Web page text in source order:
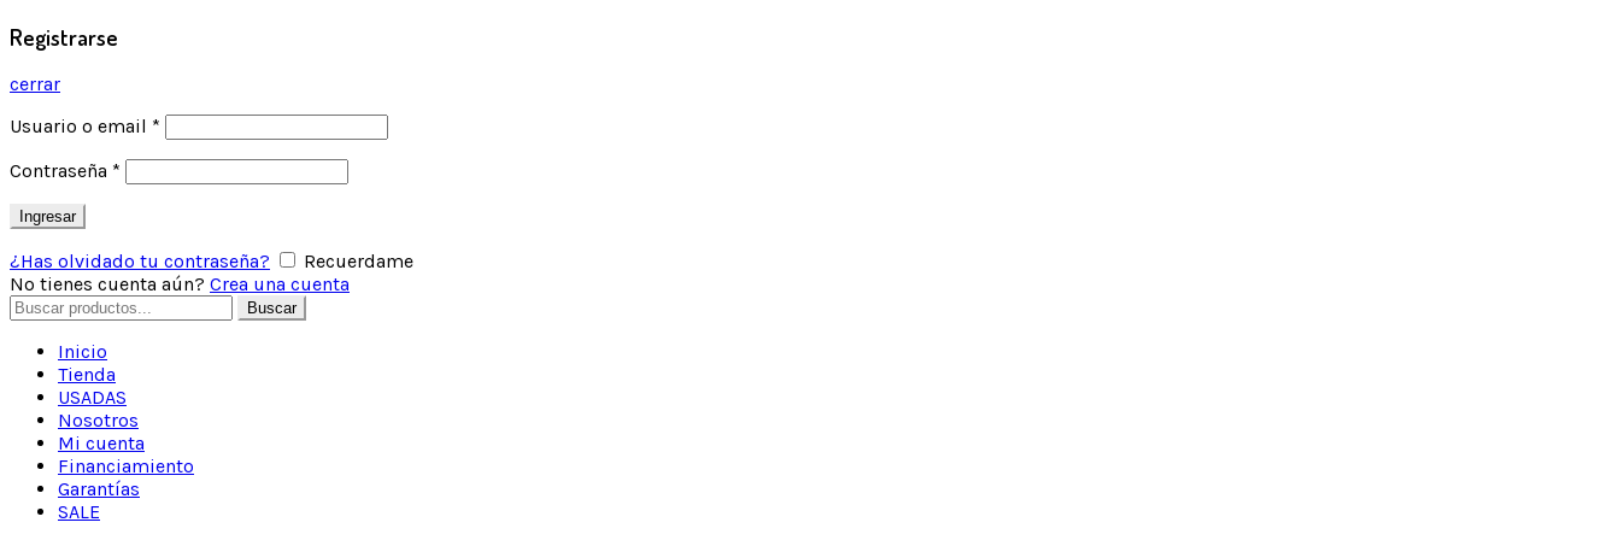
Registrarse
cerrar
Usuario o email *
Contraseña *
Ingresar
¿Has olvidado tu contraseña?
Recuerdame
No tienes cuenta aún? Crea una cuenta
Buscar
Inicio
Tienda
USADAS
Nosotros
Mi cuenta
Financiamiento
Garantías
SALE